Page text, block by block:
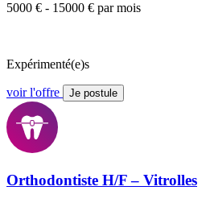
5000 € - 15000 € par mois
Expérimenté(e)s
voir l'offre Je postule
Orthodontiste H/F – Vitrolles